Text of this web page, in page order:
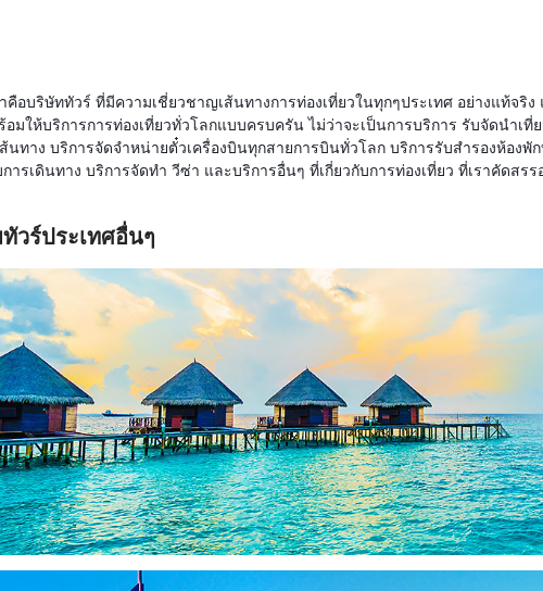
าคือบริษัททัวร์ ที่มีความเชี่ยวชาญเส้นทางการท่องเที่ยวในทุกๆประเทศ อย่างแท้จริ
อมให้บริการการท่องเที่ยวทั่วโลกแบบครบครัน ไม่ว่าจะเป็นการบริการ รับจัดน
นทาง บริการจัดจำหน่ายตั๋วเครื่องบินทุกสายการบินทั่วโลก บริการรับสำรองห้อง
ารเดินทาง บริการจัดทำ วีซ่า และบริการอื่นๆ ที่เกี่ยวกับการท่องเที่ยว ที่เราคัดส
วร์ประเทศอื่นๆ